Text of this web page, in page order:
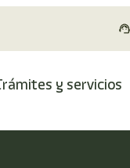
y servicios